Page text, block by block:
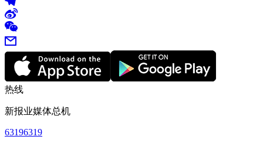
热线
新报业媒体总机
63196319